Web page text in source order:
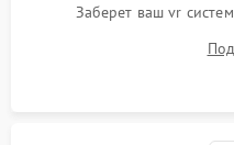
Заберет ваш vr